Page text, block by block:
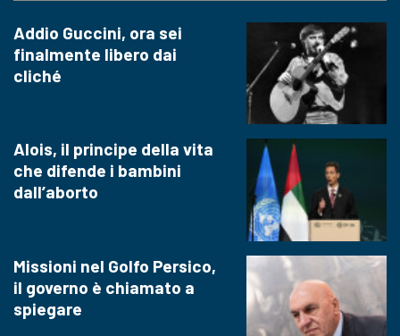
Addio Guccini, ora sei
finalmente libero dai
cliché
Alois, il principe della vita
che difende i bambini
dall’aborto
Missioni nel Golfo Persico,
il governo è chiamato a
spiegare